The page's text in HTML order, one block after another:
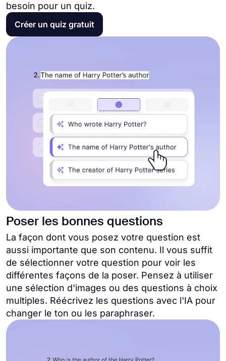
besoin pour un quiz.
Créer un quiz gratuit
Poser les bonnes questions
La façon dont vous posez votre question est
aussi importante que son contenu. Il vous suffit
de sélectionner votre question pour voir les
différentes façons de la poser. Pensez à utiliser
une sélection d'images ou des questions à choix
multiples. Réécrivez les questions avec l'IA pour
changer le ton ou les paraphraser.